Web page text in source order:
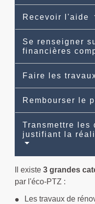
Recevoir l'aide
Se renseigner
financières
Faire les
Rembourser le
Transmettre les
justifiant la
Il existe 3 grandes
par l'éco-PTZ :
Les travaux de